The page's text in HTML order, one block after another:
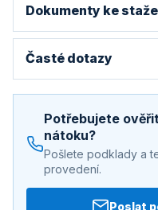
Dokumenty ke
Časté dotazy
Potřebujete
nátoku?
Pošlete podklady a
provedení.
Poslat